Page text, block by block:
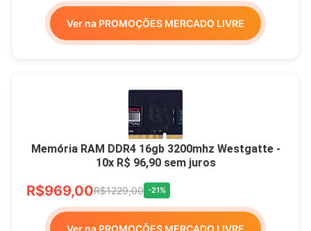
Ver na PROMOÇÕES MERCADO LIVRE
Memória RAM DDR4 16gb 3200mhz Westgatte -
10x R$ 96,90 sem juros
R$969,00R$1229,00 -21%
Ver na PROMOÇÕES MERCADO LIVRE